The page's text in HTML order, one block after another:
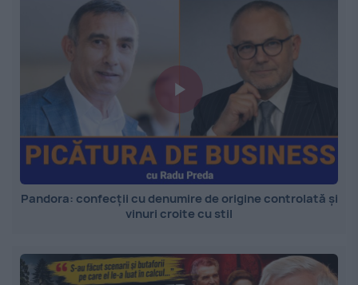
Pandora: confecții cu denumire de origine controlată și
vinuri croite cu stil